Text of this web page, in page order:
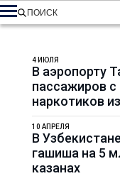
ПОИСК
В аэропорту
пассажиров с
наркотиков
4 ИЮЛЯ
В
гашиша на 5
казанах
10 АПРЕЛЯ